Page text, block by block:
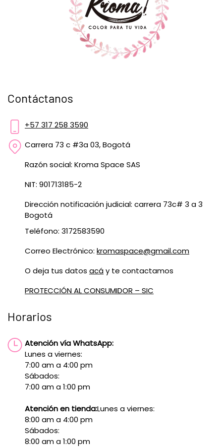
Contáctanos
+57 317 258 3590
Carrera 73 c #3a 03, Bogotá
Razón social: Kroma Space SAS
NIT: 901713185-2
Dirección notificación judicial: carrera 73c# 3 a 3
Bogotá
Teléfono: 3172583590
Correo Electrónico: kromaspace@gmail.com
O deja tus datos acáy te contactamos
PROTECCIÓN AL CONSUMIDOR – SIC
Horarios
Atención vía WhatsApp:
Lunes a viernes:
7:00 am a 4:00 pm
Sábados:
7:00 am a 1:00 pm
Atención en tienda:Lunes a viernes:
8:00 am a 4:00 pm
Sábados:
8:00 am a 1:00 pm